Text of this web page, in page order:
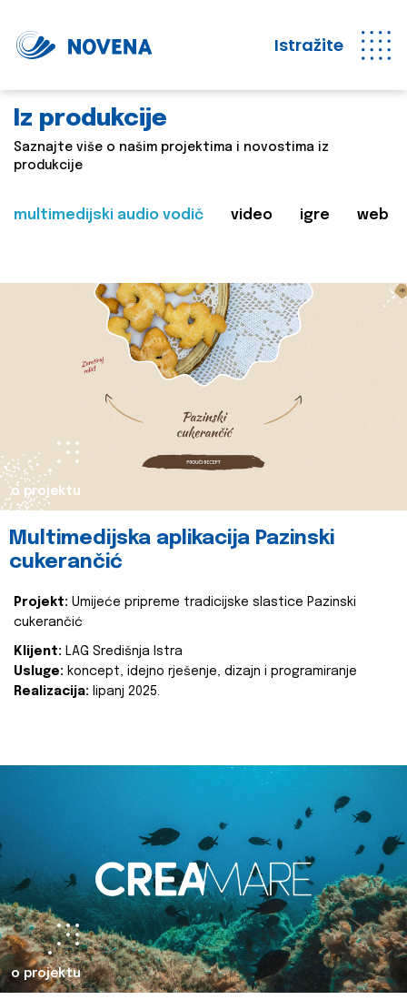
Istražite
Iz produkcije
Saznajte više o našim projektima i novostima iz
produkcije
multimedijski audio vodič video igre web
o projektu
Multimedijska aplikacija Pazinski
cukerančić
Projekt: Umijeće pripreme tradicijske slastice Pazinski
cukerančić
Klijent: LAG Središnja Istra
Usluge: koncept, idejno rješenje, dizajn i programiranje
Realizacija: lipanj 2025.
o projektu